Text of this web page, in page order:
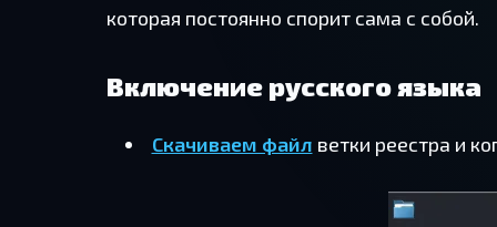
которая постоянно спорит сама с собой.
Включение русского языка
Ска­чи­ва­ем файл ветки ре­ест­ра и